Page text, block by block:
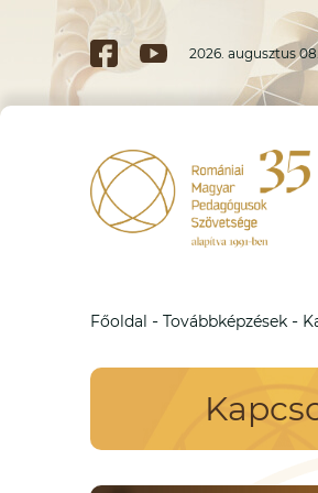
2026. augusztus
Főoldal - Továbbképzések -